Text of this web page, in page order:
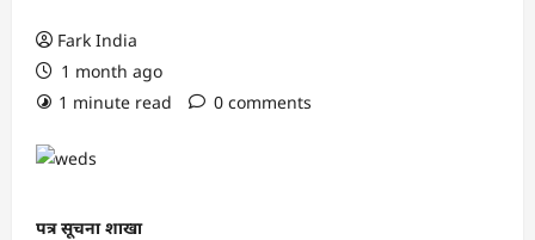
Fark India
1 month ago
1 minute read
0 comments
पत्र सूचना शाखा